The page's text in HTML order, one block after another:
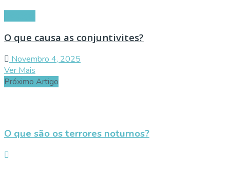
O que causa as conjuntivites?
Novembro 4, 2025
Ver Mais
Próximo Artigo
O que são os terrores noturnos?